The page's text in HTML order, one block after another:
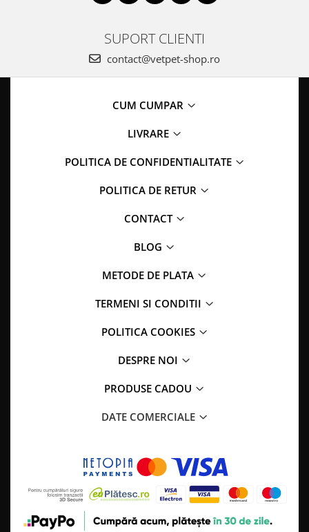
SUPORT CLIENTI
contact@vetpet-shop.ro
CUM CUMPAR
LIVRARE
POLITICA DE CONFIDENTIALITATE
POLITICA DE RETUR
CONTACT
BLOG
METODE DE PLATA
TERMENI SI CONDITII
POLITICA COOKIES
DESPRE NOI
PRODUSE CADOU
DATE COMERCIALE